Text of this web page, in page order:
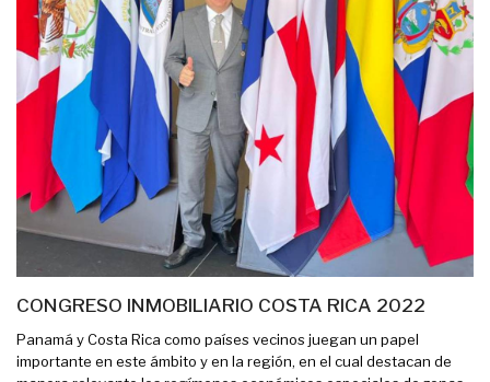
CONGRESO INMOBILIARIO COSTA RICA 2022
Panamá y Costa Rica como países vecinos juegan un papel
importante en este ámbito y en la región, en el cual destacan de